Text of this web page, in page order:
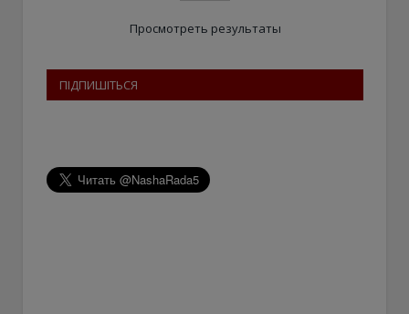
Просмотреть результаты
ПІДПИШІТЬСЯ